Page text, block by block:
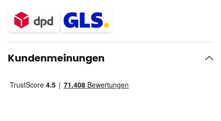
Kundenmeinungen